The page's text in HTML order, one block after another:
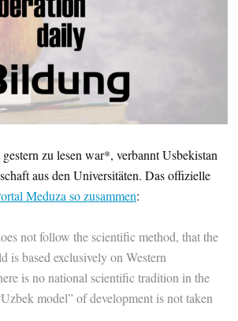
zu lesen war*, verbannt Usbekistan
aus den Universitäten. Das offizielle
Meduza so zusammen:
not follow the scientific method, that the
is based exclusively on Western
is no national scientific tradition in the
model” of development is not taken